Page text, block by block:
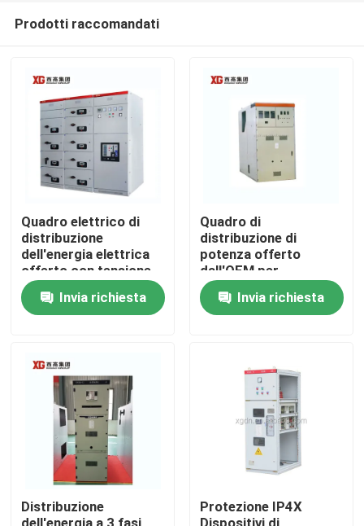
Casa
Prodotti
Circa noi
Prodotti raccomandati
Quadro elettrico di
distribuzione
dell'energia elettrica
offerto con tensione
nominale fino a 17,5
KV dall'OEMInvia richiesta
Quadro di
distribuzione di
potenza offerto
dall'OEM per
interruttori automatici
sottovuoto o SF6 e
temperatura ambiente
Invia richiesta
Distribuzione
Protezione IP4X